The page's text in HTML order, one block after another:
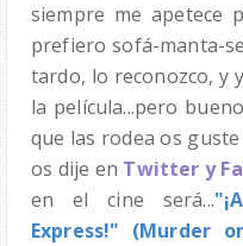
siempre me apetece
prefiero sofá-manta-
tardo, lo reconozco, y
la película...pero
que las rodea os guste
os dije en Twitter y
en el cine será...
Express!" (Murder